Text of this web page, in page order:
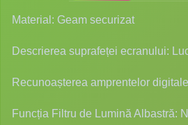
Material: Geam securizat
Descrierea suprafeței ecranului:
Recunoașterea amprentelor
Funcția Filtru de Lumină Albastră: